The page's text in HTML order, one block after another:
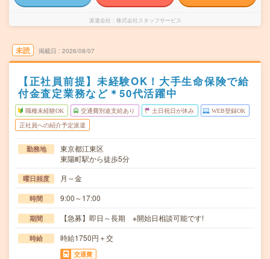
派遣会社 株式会社スタッフサービス
未読 掲載日 2026/08/07
【正社員前提】未経験OK！大手生命保険で給
付金査定業務など＊50代活躍中
職種未経験OK 交通費別途支給あり 土日祝日が休み WEB登録OK
正社員への紹介予定派遣
勤務地
東京都江東区
東陽町駅から徒歩5分
曜日頻度 月～金
時間 9:00～17:00
期間 【急募】即日～長期 ※開始日相談可能です!
時給 時給1750円＋交
交通費